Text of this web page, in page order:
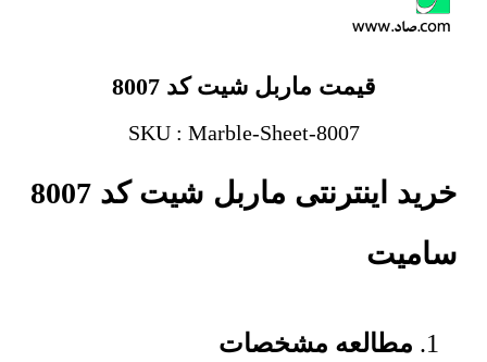
قیمت ماربل شیت کد 8007
SKU : Marble-Sheet-8007
خرید اینترنتی ماربل شیت کد 8007
سامیت
مطالعه مشخصات